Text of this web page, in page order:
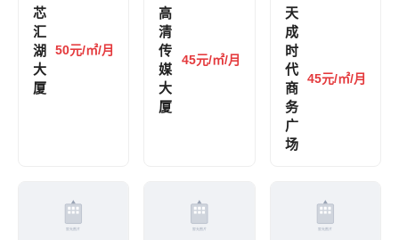
芯
汇
湖
大
厦
50元/㎡/月
高
清
传
媒
大
厦
45元/㎡/月
天
成
时
代
商
务
广
场
45元/㎡/月